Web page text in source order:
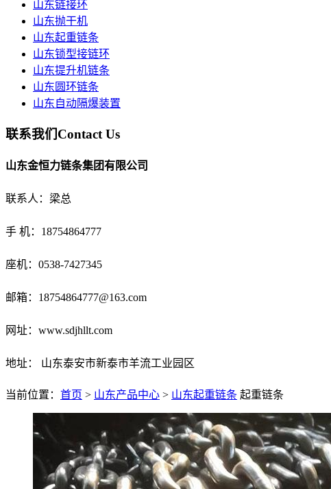
山东链接环
山东抛干机
山东起重链条
山东锁型接链环
山东提升机链条
山东圆环链条
山东自动隔爆装置
联系我们Contact Us
山东金恒力链条集团有限公司
联系人：梁总
手 机：18754864777
座机：0538-7427345
邮箱：18754864777@163.com
网址：www.sdjhllt.com
地址： 山东泰安市新泰市羊流工业园区
当前位置： 首页 > 山东产品中心 > 山东起重链条 起重链条